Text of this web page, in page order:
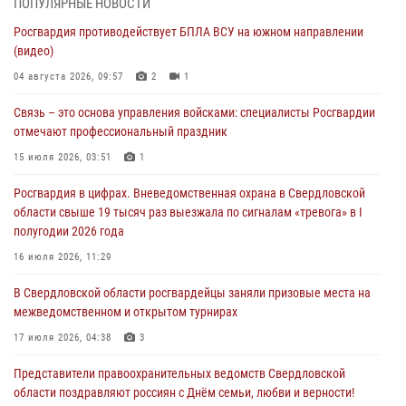
Росгвардия приняла участие в обеспечении безопасности Дня
города в Екатеринбурге
03 августа 2026, 07:43 3
Росгвардия приняла участие в межведомственном
антитеррористическом учении в Свердловской области
31 июля 2026, 12:27 1
Росгвардия обеспечивает безопасность граждан на южном
направлении
31 июля 2026, 06:56
рассказал об итогах работы подразделения в эфире телекомпании
«Телекон»
30 июля 2026, 11:33 1
ПОПУЛЯРНЫЕ НОВОСТИ
Росгвардия противодействует БПЛА ВСУ на южном направлении
(видео)
04 августа 2026, 09:57 2 1
Связь – это основа управления войсками: специалисты Росгвардии
отмечают профессиональный праздник
15 июля 2026, 03:51 1
Росгвардия в цифрах. Вневедомственная охрана в Свердловской
области свыше 19 тысяч раз выезжала по сигналам «тревога» в I
полугодии 2026 года
16 июля 2026, 11:29
В Свердловской области росгвардейцы заняли призовые места на
межведомственном и открытом турнирах
17 июля 2026, 04:38 3
Представители правоохранительных ведомств Свердловской
области поздравляют россиян с Днём семьи, любви и верности!